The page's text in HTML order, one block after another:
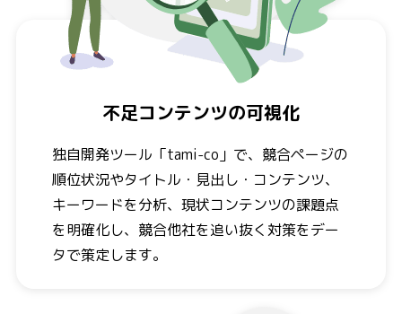
不足コンテンツの可視化
独自開発ツール「tami-co」で、競合ページの
順位状況やタイトル・見出し・コンテンツ、
キーワードを分析、現状コンテンツの課題点
を明確化し、競合他社を追い抜く対策をデー
タで策定します。